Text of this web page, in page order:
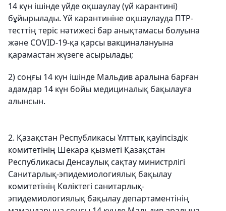
14 күн ішінде үйде оқшаулау (үй карантині)
бұйырылады. Үй карантиніне оқшаулауда ПТР-
тесттің теріс нәтижесі бар анықтамасы болуына
және COVID-19-қа қарсы вакциналануына
қарамастан жүзеге асырылады;
2) соңғы 14 күн ішінде Мальдив аралына барған
адамдар 14 күн бойы медициналық бақылауға
алынсын.
2. Қазақстан Республикасы Ұлттық қауіпсіздік
комитетінің Шекара қызметі Қазақстан
Республикасы Денсаулық сақтау министрлігі
Санитарлық-эпидемиологиялық бақылау
комитетінің Көліктегі санитарлық-
эпидемиологиялық бақылау департаментінің